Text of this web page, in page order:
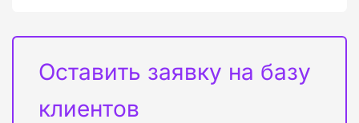
Оставить заявку на базу
клиентов